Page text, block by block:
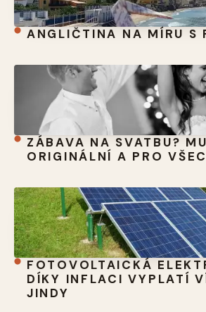
ANGLIČTINA NA MÍRU S
ZÁBAVA NA SVATBU?
ORIGINÁLNÍ A PRO
FOTOVOLTAICKÁ
DÍKY INFLACI VYPLATÍ
JINDY